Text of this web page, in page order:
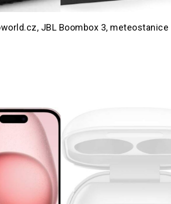
JBL Boombox 3, meteostanice